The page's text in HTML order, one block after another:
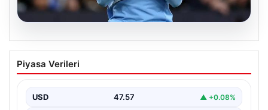
05.08.2026
Galatasaray’da orta sahaya dev isim!
Manchester City’nin yıldızı Tijjani
{"title": "Galatasaray Orta Sahaya Dev Transferle
Piyasa Verileri
USD 47.57 ▲ +0.08%